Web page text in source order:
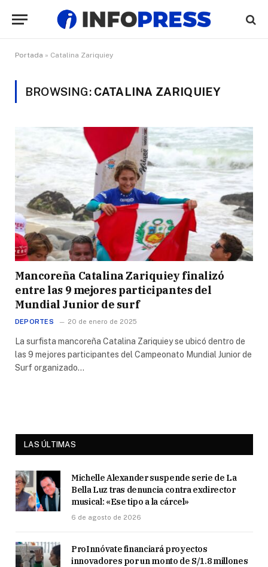
Portada » Catalina Zariquiey
BROWSING: CATALINA ZARIQUIEY
Mancoreña Catalina Zariquiey finalizó
entre las 9 mejores participantes del
Mundial Junior de surf
DEPORTES 20 de enero de 2025
La surfista mancoreña Catalina Zariquiey se ubicó dentro de
las 9 mejores participantes del Campeonato Mundial Junior de
Surf organizado…
LAS ÚLTIMAS
Michelle Alexander suspende serie de La
Bella Luz tras denuncia contra exdirector
musical: «Ese tipo a la cárcel»
6 de agosto de 2026
ProInnóvate financiará proyectos
innovadores por un monto de S/1.8 millones